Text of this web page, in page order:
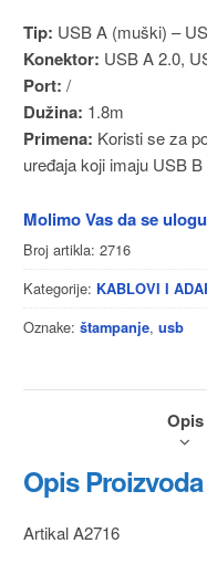
Tip: USB A (muški) –
Konektor: USB A 2.0,
Port: /
Dužina: 1.8m
Primena: Koristi se za
uređaja koji imaju USB
Molimo Vas da se
Broj artikla: 2716
Kategorije: KABLOVI I
Oznake: štampanje, usb
Opis
Opis Proizvoda
Artikal A2716